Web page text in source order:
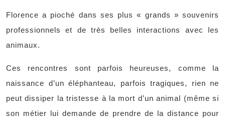
Florence a pioché dans ses plus « grands » souvenirs
professionnels et de très belles interactions avec les
animaux.
Ces rencontres sont parfois heureuses, comme la
naissance d’un éléphanteau, parfois tragiques, rien ne
peut dissiper la tristesse à la mort d’un animal (même si
son métier lui demande de prendre de la distance pour